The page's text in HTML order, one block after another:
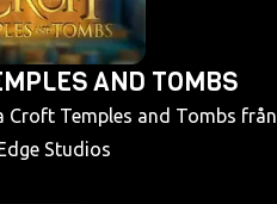
AND TOMBS
Croft Temples and Tombs från
Studios